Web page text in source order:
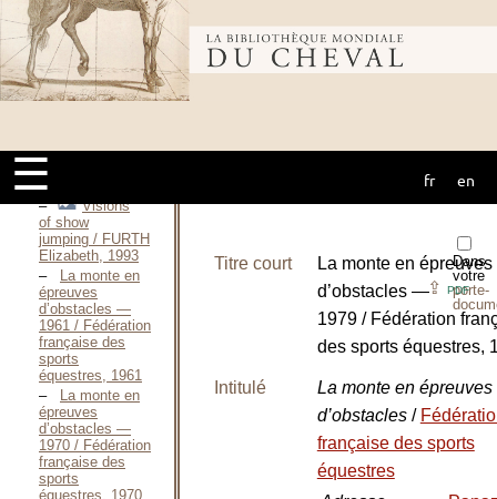
Bibliothèque
mondiale du
cheval
☰ fr en
1999
Approche
expérimentale
du saut
d’obstacle à
cheval / FORCE
Learning and
teaching / FROISSARD
Visions
of show
jumping / FURTH
Elizabeth, 1993
La monte en
épreuves
d’obstacles —
1961 / Fédération
française des
sports
équestres, 1961
La monte en
épreuves
d’obstacles —
1970 / Fédération
française des
sports
équestres, 1970
Dans
votre
porte-
⇪ PDF
Titre court
La monte en épreuves
d’obstacles —
1979 / Fédération
des sports équestres,
Intitulé
La monte en épreuves
d’obstacles /
française des sports
équestres